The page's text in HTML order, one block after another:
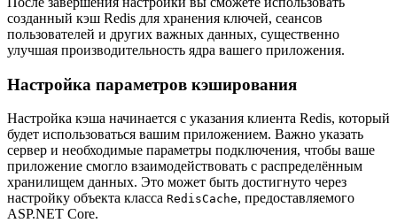
созданный кэш Redis для хранения ключей, сеансов
пользователей и других важных данных, существенно
улучшая производительность ядра вашего приложения.
Настройка параметров кэширования
Настройка кэша начинается с указания клиента Redis, который
будет использоваться вашим приложением. Важно указать
сервер и необходимые параметры подключения, чтобы ваше
приложение смогло взаимодействовать с распределённым
хранилищем данных. Это может быть достигнуто через
настройку объекта класса RedisCache, предоставляемого
ASP.NET Core.